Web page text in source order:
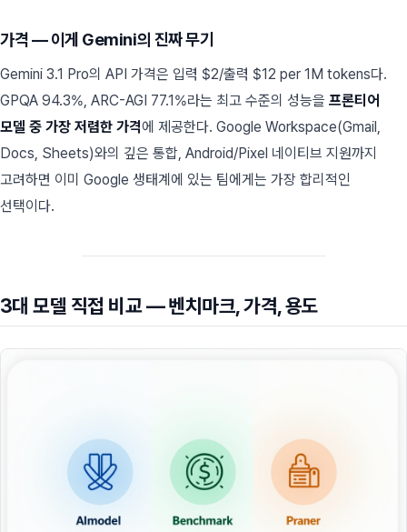
가격 — 이게 Gemini의 진짜 무기
Gemini 3.1 Pro의 API 가격은 입력 $2/출력 $12 per 1M tokens다.
GPQA 94.3%, ARC-AGI 77.1%라는 최고 수준의 성능을 프론티어
모델 중 가장 저렴한 가격에 제공한다. Google Workspace(Gmail,
Docs, Sheets)와의 깊은 통합, Android/Pixel 네이티브 지원까지
고려하면 이미 Google 생태계에 있는 팀에게는 가장 합리적인
선택이다.
3대 모델 직접 비교 — 벤치마크, 가격, 용도